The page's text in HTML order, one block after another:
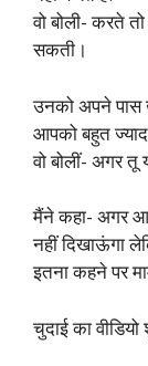
वो बोली- करते
सकती।
उनको अपने पास
आपको बहुत
वो बोलीं- अगर तू
मैंने कहा- अगर
नहीं दिखाऊंगा
इतना कहने पर
चुदाई का